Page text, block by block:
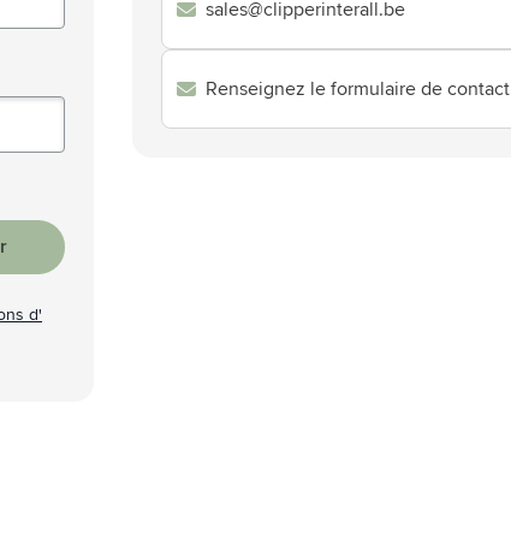
& gadgets
d'
sales@clipperinterall.be
Renseignez le formulaire de contact